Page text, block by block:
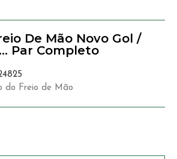
De Mão Novo Gol /
Par Completo
do Freio de Mão